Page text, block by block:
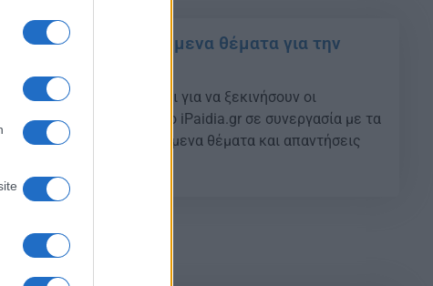
2025: ΝΕΑ προτεινόμενα θέματα για την
μήνας έχει απομείνει για να ξεκινήσουν οι
. Για το λόγο αυτό , το iPaidia.gr σε συνεργασία με τα
ΑΞΙΑ δημοσιεύει προτεινόμενα θέματα και απαντήσεις